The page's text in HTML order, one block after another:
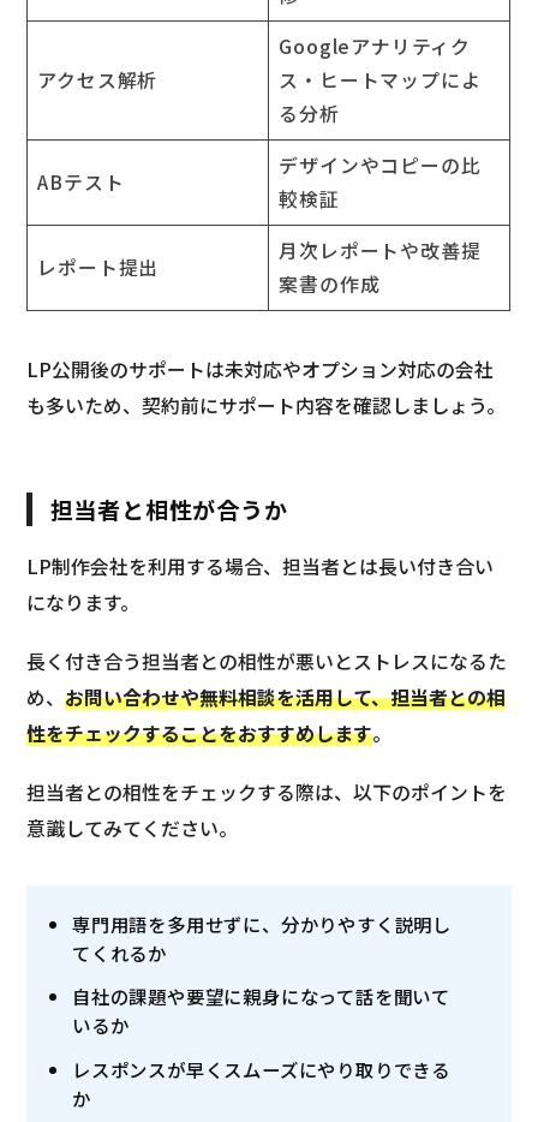
アクセス解析
Googleアナリティク
ス・ヒートマップによ
る分析
ABテスト
デザインやコピーの比
較検証
レポート提出
月次レポートや改善提
案書の作成
LP公開後のサポートは未対応やオプション対応の会社
も多いため、契約前にサポート内容を確認しましょう。
担当者と相性が合うか
LP制作会社を利用する場合、担当者とは長い付き合い
になります。
長く付き合う担当者との相性が悪いとストレスになるた
め、お問い合わせや無料相談を活用して、担当者との相
性をチェックすることをおすすめします。
担当者との相性をチェックする際は、以下のポイントを
意識してみてください。
専門用語を多用せずに、分かりやすく説明し
てくれるか
自社の課題や要望に親身になって話を聞いて
いるか
レスポンスが早くスムーズにやり取りできる
か